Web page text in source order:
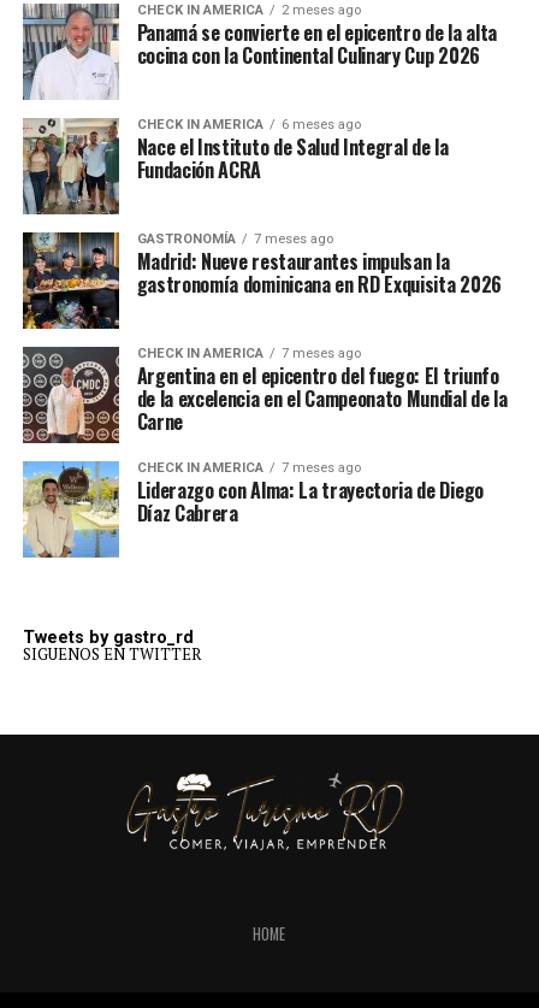
CHECK IN AMERICA 2 meses ago
Panamá se convierte en el epicentro de la alta
cocina con la Continental Culinary Cup 2026
CHECK IN AMERICA 6 meses ago
Nace el Instituto de Salud Integral de la
Fundación ACRA
GASTRONOMÍA 7 meses ago
Madrid: Nueve restaurantes impulsan la
gastronomía dominicana en RD Exquisita 2026
CHECK IN AMERICA 7 meses ago
Argentina en el epicentro del fuego: El triunfo
de la excelencia en el Campeonato Mundial de la
Carne
CHECK IN AMERICA 7 meses ago
Liderazgo con Alma: La trayectoria de Diego
Díaz Cabrera
Tweets by gastro_rd
SIGUENOS EN TWITTER
HOME